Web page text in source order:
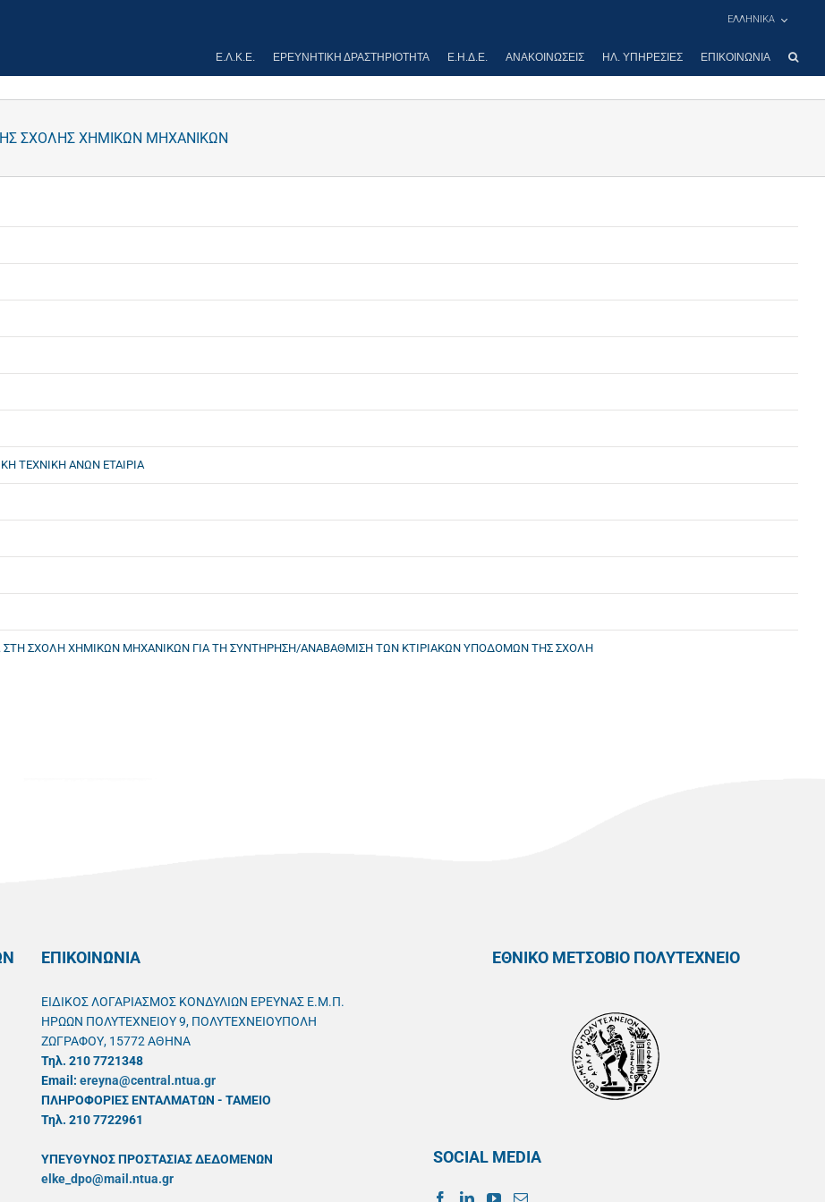
ΕΛΛΗΝΙΚΑ
Ε.Λ.Κ.Ε. ΕΡΕΥΝΗΤΙΚΉ ΔΡΑΣΤΗΡΙΌΤΗΤΑ Ε.Η.Δ.Ε. ΑΝΑΚΟΙΝΏΣΕΙΣ ΗΛ. ΥΠΗΡΕΣΊΕΣ ΕΠΙΚΟΙΝΩΝΊΑ
ΣΧΟΛΗΣ ΧΗΜΙΚΩΝ ΜΗΧΑΝΙΚΩΝ
ΤΕΧΝΙΚΗ ΑΝΩΝ ΕΤΑΙΡΙΑ
ΣΤΗ ΣΧΟΛΗ ΧΗΜΙΚΩΝ ΜΗΧΑΝΙΚΩΝ ΓΙΑ ΤΗ ΣΥΝΤΗΡΗΣΗ/ΑΝΑΒΑΘΜΙΣΗ ΤΩΝ ΚΤΙΡΙΑΚΩΝ ΥΠΟΔΟΜΩΝ ΤΗΣ ΣΧΟΛΗ
ΕΠΙΚΟΙΝΩΝΙΑ
ΕΙΔΙΚΟΣ ΛΟΓΑΡΙΑΣΜΟΣ ΚΟΝΔΥΛΙΩΝ ΕΡΕΥΝΑΣ Ε.Μ.Π.
ΗΡΩΩΝ ΠΟΛΥΤΕΧΝΕΙΟΥ 9, ΠΟΛΥΤΕΧΝΕΙΟΥΠΟΛΗ
ΖΩΓΡΑΦΟΥ, 15772 ΑΘΗΝΑ
Τηλ. 210 7721348
Email: ereyna@central.ntua.gr
ΠΛΗΡΟΦΟΡΙΕΣ ΕΝΤΑΛΜΑΤΩΝ - ΤΑΜΕΙΟ
Τηλ. 210 7722961
ΥΠΕΥΘYΝΟΣ ΠΡΟΣΤΑΣΙΑΣ ΔΕΔΟΜΕΝΩΝ
elke_dpo@mail.ntua.gr
ΕΘΝΙΚΟ ΜΕΤΣΟΒΙΟ ΠΟΛΥΤΕΧΝΕΙΟ
SOCIAL MEDIA